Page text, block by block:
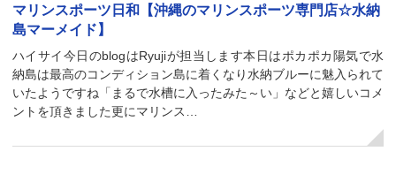
マリンスポーツ日和【沖縄のマリンスポーツ専門店☆水納
島マーメイド】
ハイサイ今日のblogはRyujiが担当します本日はポカポカ陽気で水
納島は最高のコンディション島に着くなり水納ブルーに魅入られて
いたようですね「まるで水槽に入ったみた～い」などと嬉しいコメ
ントを頂きました更にマリンス…